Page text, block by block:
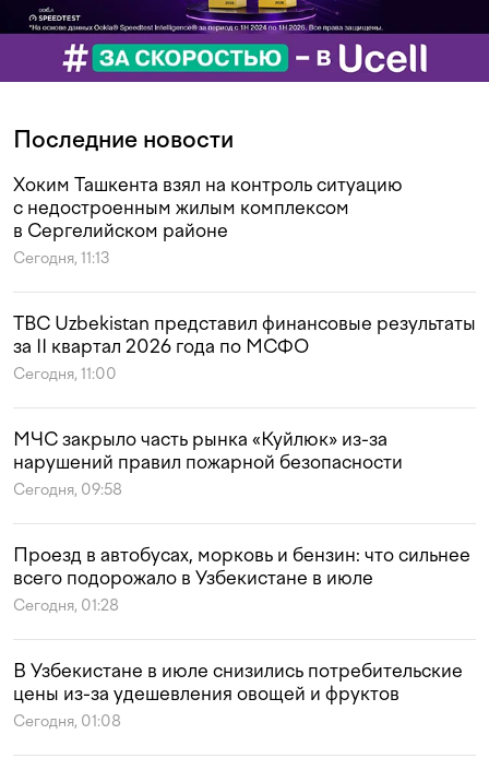
Последние новости
Хоким Ташкента взял на контроль ситуацию
с недостроенным жилым комплексом
в Сергелийском районе
Сегодня, 11:13
TBC Uzbekistan представил финансовые результаты
за II квартал 2026 года по МСФО
Сегодня, 11:00
МЧС закрыло часть рынка «Куйлюк» из-за
нарушений правил пожарной безопасности
Сегодня, 09:58
Проезд в автобусах, морковь и бензин: что сильнее
всего подорожало в Узбекистане в июле
Сегодня, 01:28
В Узбекистане в июле снизились потребительские
цены из-за удешевления овощей и фруктов
Сегодня, 01:08